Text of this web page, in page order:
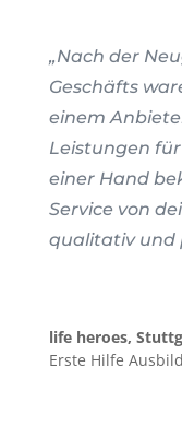
„Nach der
Geschäfts
einem
Leistungen
einer Hand
Service von
qualitativ und
life heroes,
Erste Hilfe